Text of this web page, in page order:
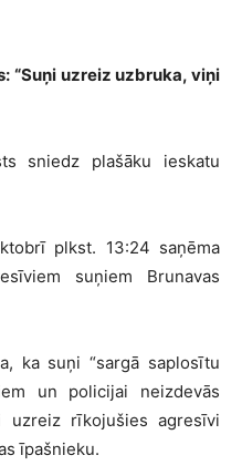
“Suņi uzreiz uzbruka, viņi
sniedz plašāku ieskatu
plkst. 13:24 saņēma
suņiem Brunavas
ka suņi “sargā saplosītu
un policijai neizdevās
uzreiz rīkojušies agresīvi
īpašnieku.